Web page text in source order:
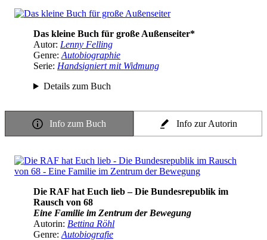
Das kleine Buch für große Außenseiter*
Autor: Lenny Felling
Genre: Autobiographie
Serie: Handsigniert mit Widmung
Details zum Buch
Info zum Buch Info zur Autorin
Die RAF hat Euch lieb – Die Bundesrepublik im
Rausch von 68
Eine Familie im Zentrum der Bewegung
Autorin: Bettina Röhl
Genre: Autobiografie